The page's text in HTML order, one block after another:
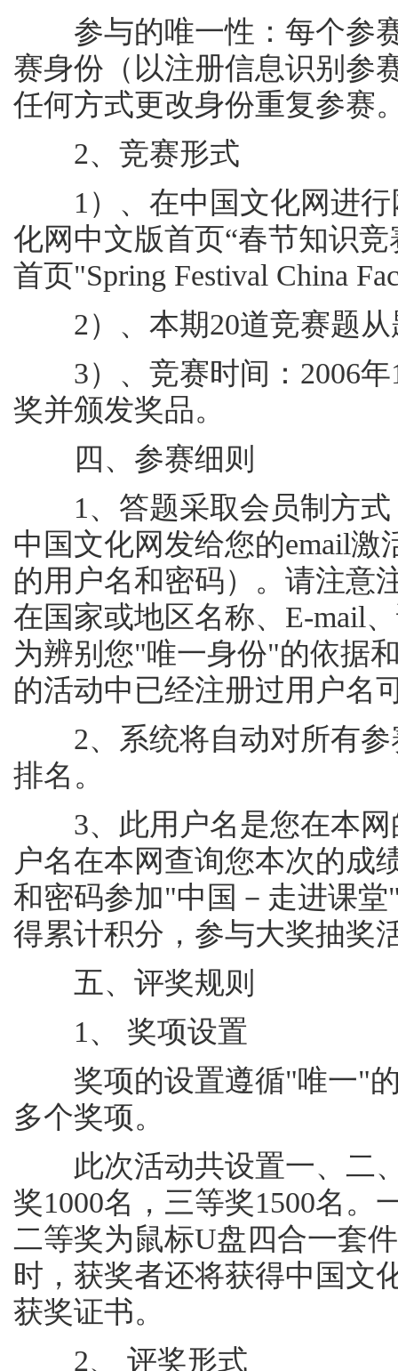
参与的唯一性：每个参赛
赛身份（以注册信息识别参
任何方式更改身份重复参赛
2、竞赛形式
1）、在中国文化网进行
化网中文版首页“春节知识
首页"Spring Festival China
2）、本期20道竞赛题从
3）、竞赛时间：2006年
奖并颁发奖品。
四、参赛细则
1、答题采取会员制方式
中国文化网发给您的email
的用户名和密码）。请注意
在国家或地区名称、E-mail
为辨别您"唯一身份"的依据
的活动中已经注册过用户名
2、系统将自动对所有参
排名。
3、此用户名是您在本网
户名在本网查询您本次的成
和密码参加"中国－走进课
得累计积分，参与大奖抽奖
五、评奖规则
1、 奖项设置
奖项的设置遵循"唯一"的
多个奖项。
此次活动共设置一、二、
奖1000名，三等奖1500名。
二等奖为鼠标U盘四合一套
时，获奖者还将获得中国文
获奖证书。
2、 评奖形式